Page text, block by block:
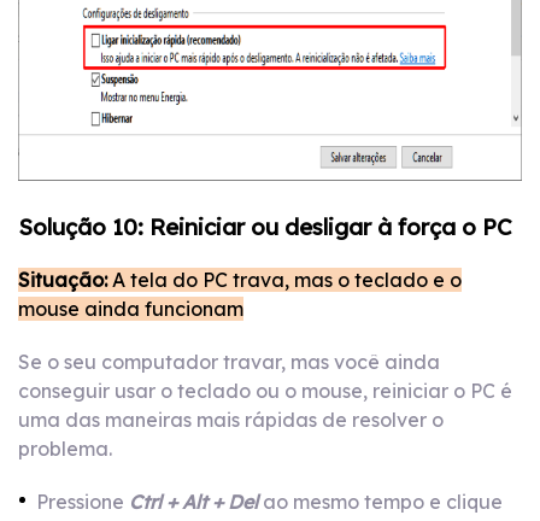
Solução 10: Reiniciar ou desligar à força o PC
Situação:A tela do PC trava, mas o teclado e o
mouse ainda funcionam
Se o seu computador travar, mas você ainda
conseguir usar o teclado ou o mouse, reiniciar o PC é
uma das maneiras mais rápidas de resolver o
problema.
Pressione Ctrl + Alt + Delao mesmo tempo e clique